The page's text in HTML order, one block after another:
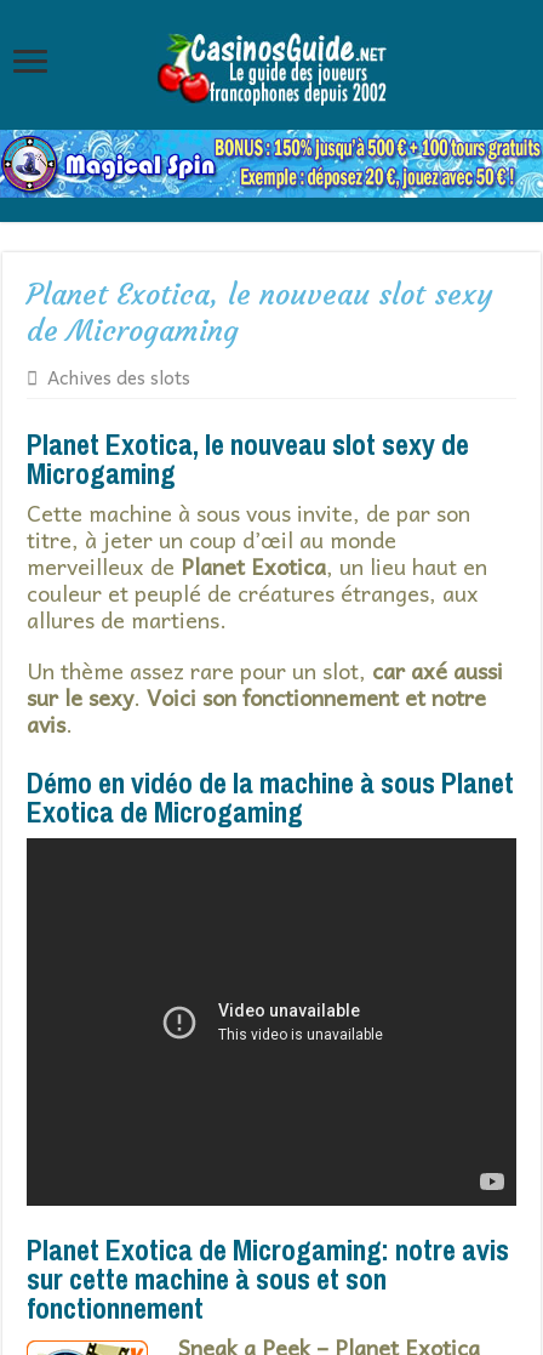
Planet Exotica, le nouveau slot sexy
de Microgaming
Achives des slots
Planet Exotica, le nouveau slot sexy de
Microgaming
Cette machine à sous vous invite, de par son
titre, à jeter un coup d’œil au monde
merveilleux de Planet Exotica, un lieu haut en
couleur et peuplé de créatures étranges, aux
allures de martiens.
Un thème assez rare pour un slot, car axé aussi
sur le sexy.Voici son fonctionnement et notre
avis.
Démo en vidéo de la machine à sous Planet
Exotica de Microgaming
Planet Exotica de Microgaming: notre avis
sur cette machine à sous et son
fonctionnement
Sneak a Peek – Planet Exotica